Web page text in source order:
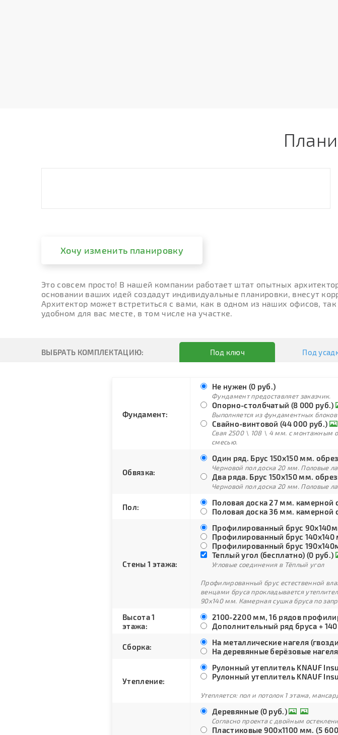
Хочу изменить планировку
Это совсем просто! В нашей компании работает штат опытных
основании ваших идей создадут индивидуальные планировки, внесут
Архитектор может встретиться с вами, как в одном из наших офисов,
удобном для вас месте, в том числе на участке.
ВЫБРАТЬ КОМПЛЕКТАЦИЮ: Под ключ Под
Фундамент:
Не нужен (0 руб.)
Фундамент предоставляет заказчик.
Опорно-столбчатый (8 000 руб.)
Выполняется из фундаментных
Свайно-винтовой (44 000 руб.)
Свая 2500 \ 108 \ 4 мм. с монтажным
смесью.
Обвязка:
Один ряд. Брус 150х150 мм.
Черновой пол доска 20 мм. Половые
Два ряда. Брус 150х150 мм.
Черновой пол доска 20 мм. Половые
Пол:
Половая доска 27 мм. камерной
Половая доска 36 мм. камерной
Стены 1 этажа:
Профилированный брус
Профилированный брус 140х140
Профилированный брус
Теплый угол (бесплатно) (0 руб.)
Угловые соединения в Тёплый угол
Профилированный брус естественной
венцами бруса прокладывается
90х140 мм. Камерная сушка бруса по
Высота 1
этажа:
2100-2200 мм, 16 рядов
Дополнительный ряд бруса +
Сборка:
На металлические нагеля
На деревянные берёзовые
Утепление:
Рулонный утеплитель KNAUF
Рулонный утеплитель KNAUF
Утепляется: пол и потолок 1 этажа,
Деревянные (0 руб.)
Согласно проекта с двойным
Пластиковые 900х1100 мм. (5